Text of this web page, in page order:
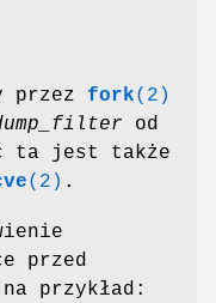
przez fork(2)
od
ta jest także
(2) .
przed
przykład: